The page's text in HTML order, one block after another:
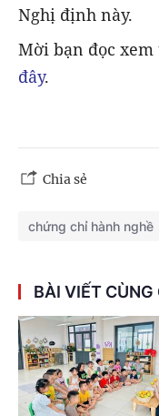
Nghị định này.
Mời bạn đọc
đây.
Chia sẻ
chứng chỉ hành nghề
BÀI VIẾT